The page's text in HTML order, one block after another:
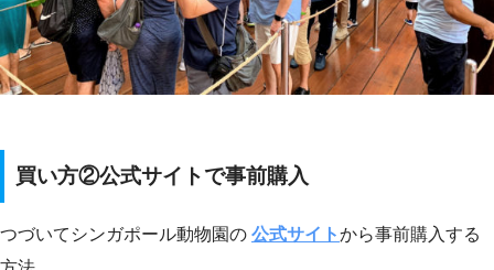
買い方②公式サイトで事前購入
つづいてシンガポール動物園の 公式サイトから事前購入する